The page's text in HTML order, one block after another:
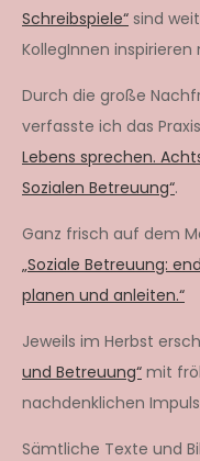
Schreibspiele“ sind
KollegInnen
Durch die große
verfasste ich das
Lebens sprechen.
Sozialen Betreuung“.
Ganz frisch auf dem
„Soziale Betreuung:
planen und anleiten.“
Jeweils im Herbst
und Betreuung“ mit
nachdenklichen
Sämtliche Texte und